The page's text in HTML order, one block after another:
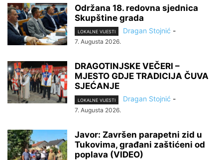
Održana 18. redovna sjednica
Skupštine grada
LOKALNE VIJESTI Dragan Stojnić -
7. Augusta 2026.
DRAGOTINJSKE VEČERI –
MJESTO GDJE TRADICIJA ČUVA
SJEĆANJE
LOKALNE VIJESTI Dragan Stojnić -
7. Augusta 2026.
Javor: Završen parapetni zid u
Tukovima, građani zaštićeni od
poplava (VIDEO)